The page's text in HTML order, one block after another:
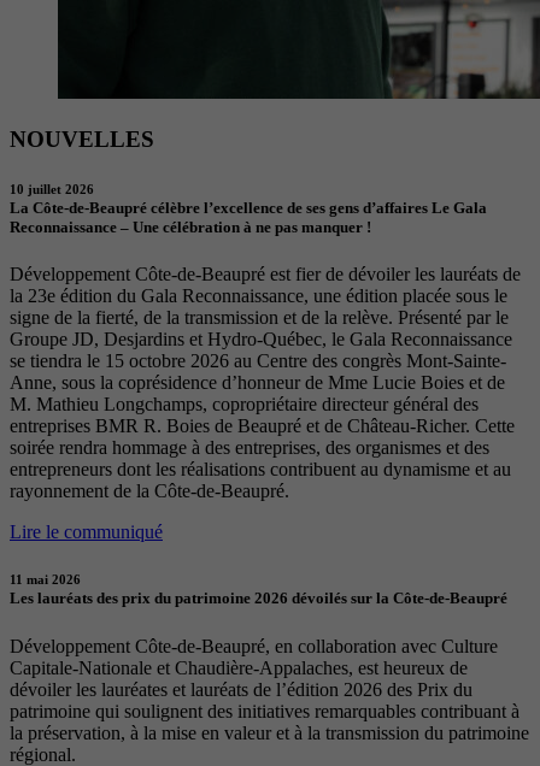
NOUVELLES
10 juillet 2026
La Côte-de-Beaupré célèbre l’excellence de ses gens d’affaires Le Gala
Reconnaissance – Une célébration à ne pas manquer !
Développement Côte-de-Beaupré est fier de dévoiler les lauréats de
la 23e édition du Gala Reconnaissance, une édition placée sous le
signe de la fierté, de la transmission et de la relève. Présenté par le
Groupe JD, Desjardins et Hydro-Québec, le Gala Reconnaissance
se tiendra le 15 octobre 2026 au Centre des congrès Mont-Sainte-
Anne, sous la coprésidence d’honneur de Mme Lucie Boies et de
M. Mathieu Longchamps, copropriétaire directeur général des
entreprises BMR R. Boies de Beaupré et de Château-Richer. Cette
soirée rendra hommage à des entreprises, des organismes et des
entrepreneurs dont les réalisations contribuent au dynamisme et au
rayonnement de la Côte-de-Beaupré.
Lire le communiqué
11 mai 2026
Les lauréats des prix du patrimoine 2026 dévoilés sur la Côte-de-Beaupré
Développement Côte-de-Beaupré, en collaboration avec Culture
Capitale-Nationale et Chaudière-Appalaches, est heureux de
dévoiler les lauréates et lauréats de l’édition 2026 des Prix du
patrimoine qui soulignent des initiatives remarquables contribuant à
la préservation, à la mise en valeur et à la transmission du patrimoine
régional.